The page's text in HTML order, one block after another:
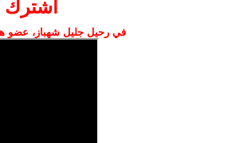
اشترك
في رحيل جليل شهباز، عضو